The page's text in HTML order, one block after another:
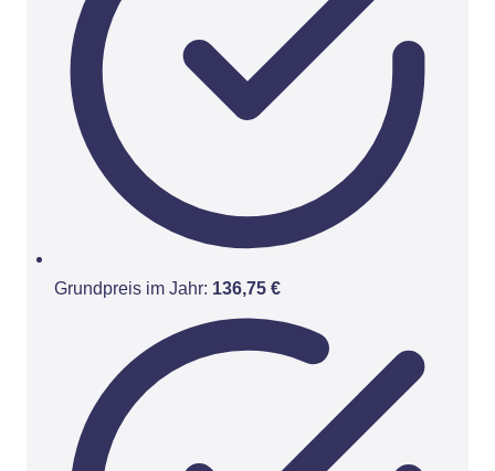
Grundpreis im Jahr: 136,75 €